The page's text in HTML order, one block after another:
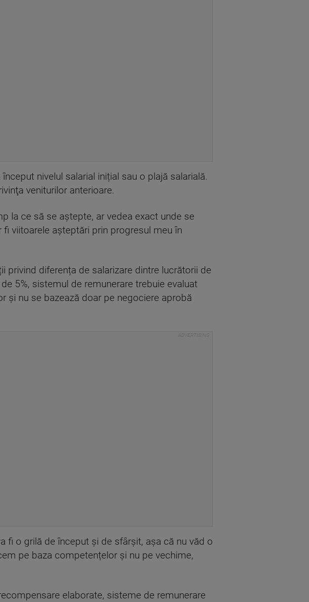
nivelul salarial inițial sau o plajă salarială.
veniturilor anterioare.
la ce să se aştepte, ar vedea exact unde se
viitoarele aşteptări prin progresul meu în
diferența de salarizare dintre lucrătorii de
5%, sistemul de remunerare trebuie evaluat
şi nu se bazează doar pe negociere aprobă
fi o grilă de început şi de sfârşit, aşa că nu văd o
pe baza competențelor şi nu pe vechime,
elaborate, sisteme de remunerare